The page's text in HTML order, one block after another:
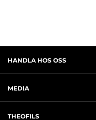
HANDLA HOS OSS
MEDIA
THEOFILS